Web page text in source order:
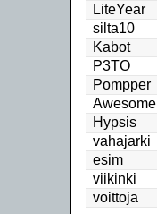
LiteYear
silta10
Kabot
P3TO
Pompper
Awesome
Hypsis
vahajarki
esim
viikinki
voittoja